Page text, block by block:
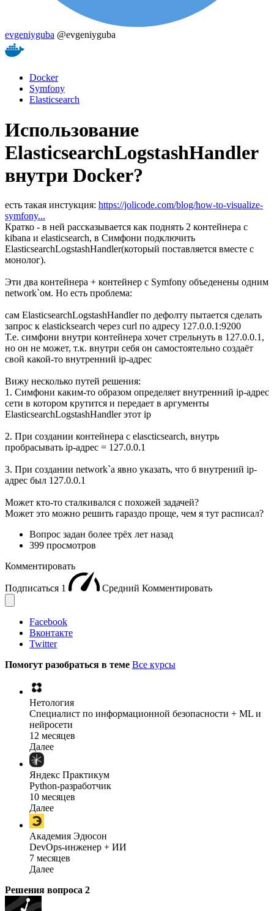
evgeniyguba @evgeniyguba
Docker
Symfony
Elasticsearch
Использование
ElasticsearchLogstashHandler
внутри Docker?
есть такая инстукция: https://jolicode.com/blog/how-to-visualize-
symfony...
Кратко - в ней рассказывается как поднять 2 контейнера с
kibana и elasticsearch, в Симфони подключить
ElasticsearchLogstashHandler(который поставляется вместе с
монолог).
Эти два контейнера + контейнер с Symfony объеденены одним
network`ом. Но есть проблема:
сам ElasticsearchLogstashHandler по дефолту пытается сделать
запрос к elasticksearch через curl по адресу 127.0.0.1:9200
Т.е. симфони внутри контейнера хочет стрельнуть в 127.0.0.1,
но он не может, т.к. внутри себя он самостоятельно создаёт
свой какой-то внутренний ip-адрес
Вижу несколько путей решения:
1. Симфони каким-то образом определяет внутренний ip-адрес
сети в котором крутится и передает в аргументы
ElasticsearchLogstashHandler этот ip
2. При создании контейнера с elascticsearch, внутрь
пробрасывать ip-адрес = 127.0.0.1
3. При создании network`а явно указать, что б внутрений ip-
адрес был 127.0.0.1
Может кто-то сталкивался с похожей задачей?
Может это можно решить гараздо проще, чем я тут расписал?
Вопрос задан более трёх лет назад
399 просмотров
Комментировать
Подписаться 1 Средний Комментировать
Facebook
Вконтакте
Twitter
Помогут разобраться в теме Все курсы
Нетология
Специалист по информационной безопасности + ML и
нейросети
12 месяцев
Далее
Яндекс Практикум
Python-разработчик
10 месяцев
Далее
Академия Эдюсон
DevOps-инженер + ИИ
7 месяцев
Далее
Решения вопроса 2